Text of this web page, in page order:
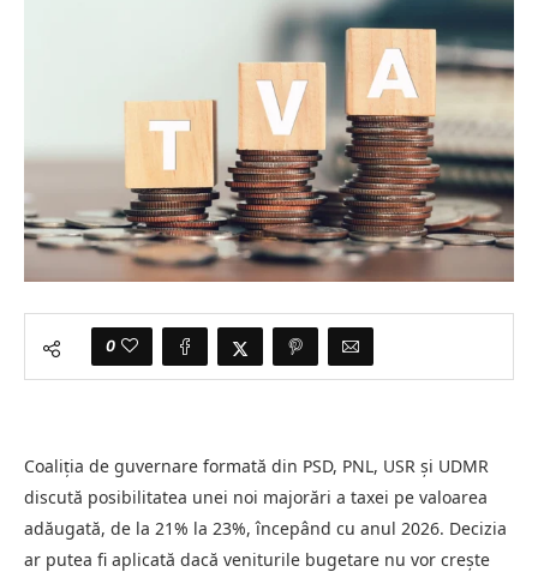
0
Coaliția de guvernare formată din PSD, PNL, USR și UDMR
discută posibilitatea unei noi majorări a taxei pe valoarea
adăugată, de la 21% la 23%, începând cu anul 2026. Decizia
ar putea fi aplicată dacă veniturile bugetare nu vor crește